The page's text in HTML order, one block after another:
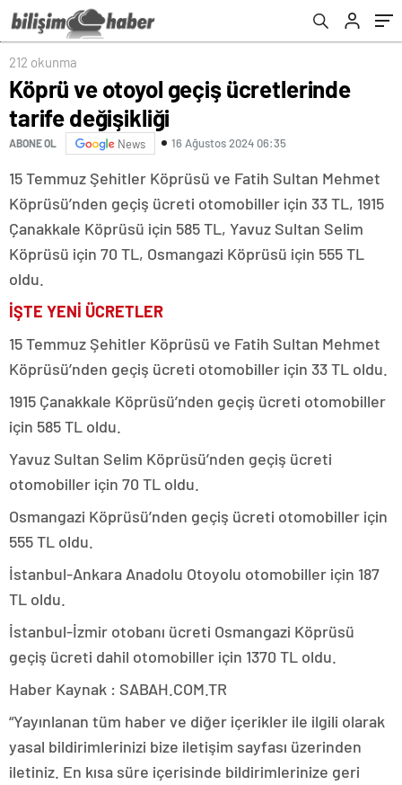
212 okunma
Köprü ve otoyol geçiş ücretlerinde
tarife değişikliği
ABONE OL News 16 Ağustos 2024 06:35
15 Temmuz Şehitler Köprüsü ve Fatih Sultan Mehmet
Köprüsü’nden geçiş ücreti otomobiller için 33 TL, 1915
Çanakkale Köprüsü için 585 TL, Yavuz Sultan Selim
Köprüsü için 70 TL, Osmangazi Köprüsü için 555 TL
oldu.
İŞTE YENİ ÜCRETLER
15 Temmuz Şehitler Köprüsü ve Fatih Sultan Mehmet
Köprüsü’nden geçiş ücreti otomobiller için 33 TL oldu.
1915 Çanakkale Köprüsü’nden geçiş ücreti otomobiller
için 585 TL oldu.
Yavuz Sultan Selim Köprüsü’nden geçiş ücreti
otomobiller için 70 TL oldu.
Osmangazi Köprüsü’nden geçiş ücreti otomobiller için
555 TL oldu.
İstanbul-Ankara Anadolu Otoyolu otomobiller için 187
TL oldu.
İstanbul-İzmir otobanı ücreti Osmangazi Köprüsü
geçiş ücreti dahil otomobiller için 1370 TL oldu.
Haber Kaynak : SABAH.COM.TR
“Yayınlanan tüm haber ve diğer içerikler ile ilgili olarak
yasal bildirimlerinizi bize iletişim sayfası üzerinden
iletiniz. En kısa süre içerisinde bildirimlerinize geri